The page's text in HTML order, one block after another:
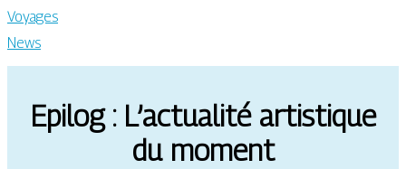
Voyages
News
Epilog : L’actualité artistique
du moment